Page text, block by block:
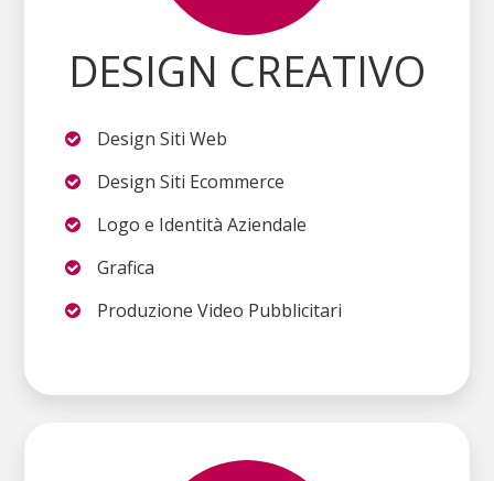
DESIGN CREATIVO
Design Siti Web
Design Siti Ecommerce
Logo e Identità Aziendale
Grafica
Produzione Video Pubblicitari